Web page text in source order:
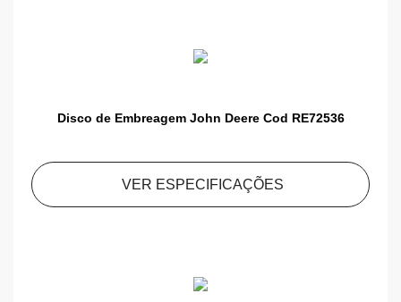
Disco de Embreagem John Deere Cod RE72536
VER ESPECIFICAÇÕES